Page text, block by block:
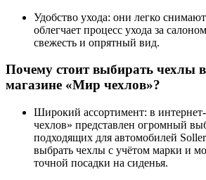
Удобство ухода: они легко
облегчает процесс ухода за
свежесть и опрятный вид.
Почему стоит выбирать чехлы
магазине «Мир чехлов»?
Широкий ассортимент: в
чехлов» представлен огромный
подходящих для автомобилей
выбрать чехлы с учётом марки и
точной посадки на сиденья.